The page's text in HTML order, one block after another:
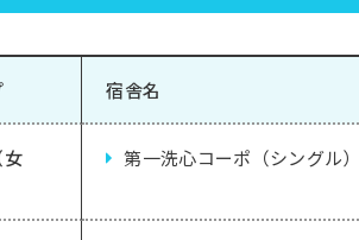
宿舎名
女
第一洗心コーポ（シングル）